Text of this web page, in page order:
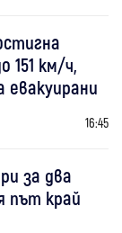
151 км/ч,
евакуирани
16:45
за два
път край